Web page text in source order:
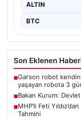
ALTIN
BTC
Son Eklenen
■Garson robot
yaşayan robota 3
■Bakan Kurum:
■MHP’li Feti
Tahmini